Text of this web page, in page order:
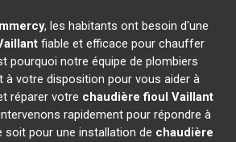
, les habitants ont besoin d'une
fiable et efficace pour chauffer
pourquoi notre équipe de plombiers
à votre disposition pour vous aider à
réparer votre chaudière fioul Vaillant
rapidement pour répondre à
soit pour une installation de chaudière